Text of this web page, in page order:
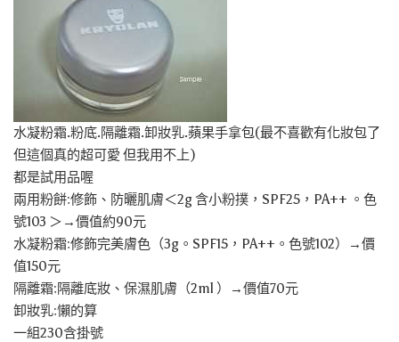
水凝粉霜.粉底.隔離霜.卸妝乳.蘋果手拿包(最不喜歡有化妝包了
但這個真的超可愛 但我用不上)
都是試用品喔
兩用粉餅:修飾、防曬肌膚＜2g 含小粉撲，SPF25，PA++ 。色
號103 ＞→價值約90元
水凝粉霜:修飾完美膚色（3g。SPF15，PA++。色號102）→價
值150元
隔離霜:隔離底妝、保濕肌膚（2ml ）→價值70元
卸妝乳:懶的算
一組230含掛號